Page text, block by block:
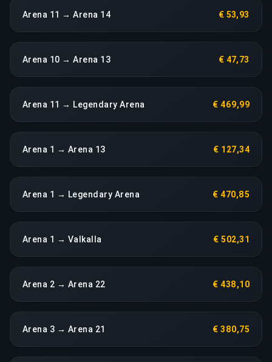
Arena 11 → Arena 14 € 53,93
Arena 10 → Arena 13 € 47,73
Arena 11 → Legendary Arena € 469,99
Arena 1 → Arena 13 € 127,34
Arena 1 → Legendary Arena € 470,85
Arena 1 → Valkalla € 502,31
Arena 2 → Arena 22 € 438,10
Arena 3 → Arena 21 € 380,75